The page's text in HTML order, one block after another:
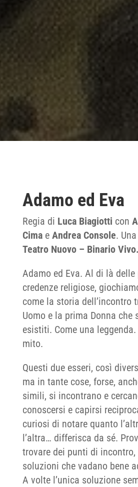
Adamo ed Eva
Regia di Luca Biagiotti con
Cimae Andrea Console.
Teatro Nuovo – Binario Vivo.
Adamo ed Eva. Al di là delle
credenze religiose,
come la storia dell’incontro
Uomo e la prima Donna che
esistiti. Come una leggenda.
mito.
Questi due esseri, così
ma in tante cose, forse,
simili, si incontrano e
conoscersi e capirsi
curiosi di notare quanto
l’altra… differisca da sé.
trovare dei punti di incontro,
soluzioni che vadano bene
A volte l’unica soluzione